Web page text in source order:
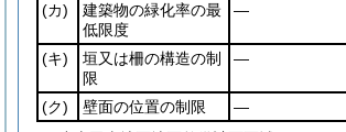
(カ)
建築物の緑化率の最
低限度
―
(キ)
垣又は柵の構造の制
限
―
(ク) 壁面の位置の制限
―